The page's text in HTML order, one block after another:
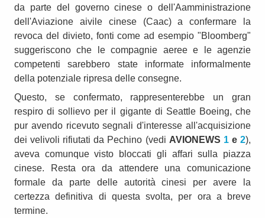
da parte del governo cinese o dell'Aamministrazione
dell'Aviazione aivile cinese (Caac) a confermare la
revoca del divieto, fonti come ad esempio "Bloomberg"
suggeriscono che le compagnie aeree e le agenzie
competenti sarebbero state informate informalmente
della potenziale ripresa delle consegne.
Questo, se confermato, rappresenterebbe un gran
respiro di sollievo per il gigante di Seattle Boeing, che
pur avendo ricevuto segnali d'interesse all'acquisizione
dei velivoli rifiutati da Pechino (vedi AVIONEWS 1e2),
aveva comunque visto bloccati gli affari sulla piazza
cinese. Resta ora da attendere una comunicazione
formale da parte delle autorità cinesi per avere la
certezza definitiva di questa svolta, per ora a breve
termine.